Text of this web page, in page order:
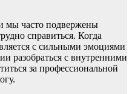
мы часто подвержены
справиться. Когда
с сильными эмоциями
разобраться с внутренними
за профессиональной